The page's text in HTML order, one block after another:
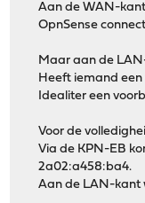
Aan de WAN-
OpnSense
Maar aan de
Heeft iemand een
Idealiter een
Voor de
Via de KPN-EB
2a02:a458:ba4.
Aan de LAN-kant